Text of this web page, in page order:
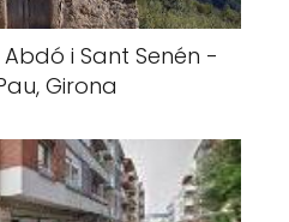
i Sant Senén -
Girona